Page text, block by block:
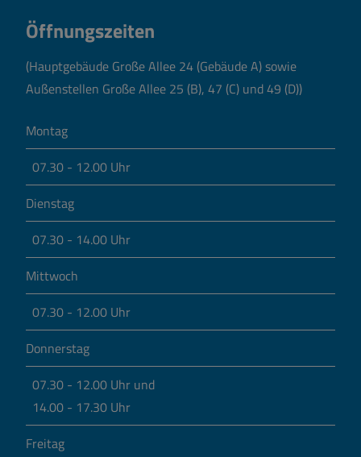
Öffnungszeiten
(Hauptgebäude Große Allee 24 (Gebäude A) sowie
Außenstellen Große Allee 25 (B), 47 (C) und 49 (D))
Montag
07.30 - 12.00 Uhr
Dienstag
07.30 - 14.00 Uhr
Mittwoch
07.30 - 12.00 Uhr
Donnerstag
07.30 - 12.00 Uhr und
14.00 - 17.30 Uhr
Freitag